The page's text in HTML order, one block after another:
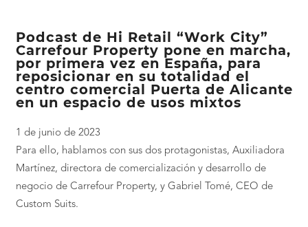
Podcast de Hi Retail “Work City”
Carrefour Property pone en marcha,
por primera vez en España, para
reposicionar en su totalidad el
centro comercial Puerta de Alicante
en un espacio de usos mixtos
1 de junio de 2023
Para ello, hablamos con sus dos protagonistas, Auxiliadora
Martínez, directora de comercialización y desarrollo de
negocio de Carrefour Property, y Gabriel Tomé, CEO de
Custom Suits.